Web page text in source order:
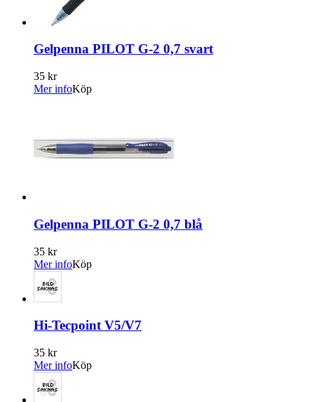
Gelpenna PILOT G-2 0,7 svart
35 kr
Mer infoKöp
Gelpenna PILOT G-2 0,7 blå
35 kr
Mer infoKöp
Hi-Tecpoint V5/V7
35 kr
Mer infoKöp